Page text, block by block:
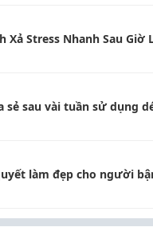
Xả Stress Nhanh Sau Giờ
sẻ sau vài tuần sử dụng
làm đẹp cho người